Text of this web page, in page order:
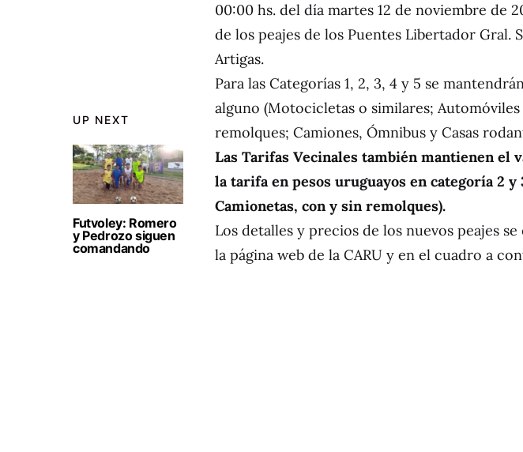
UP NEXT
Futvoley: Romero
y Pedrozo siguen
comandando
00:00 hs. del día martes 12 de noviembre de
de los peajes de los Puentes Libertador Gral.
Artigas.
Para las Categorías 1, 2, 3, 4 y 5 se
alguno (Motocicletas o similares;
remolques; Camiones, Ómnibus y Casas
Las Tarifas Vecinales también mantienen el
la tarifa en pesos uruguayos en categoría 2
Camionetas, con y sin remolques).
Los detalles y precios de los nuevos peajes
la página web de la CARU y en el cuadro a